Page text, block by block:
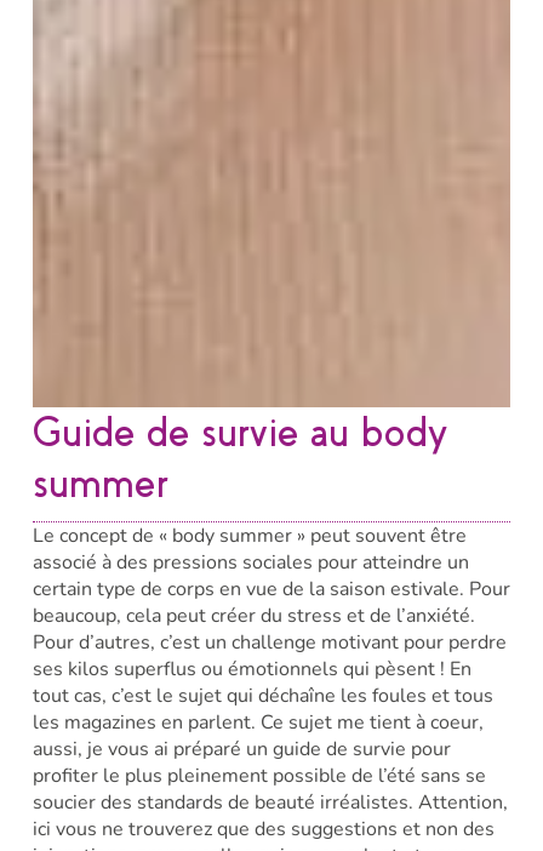
Guide de survie au body
summer
Le concept de « body summer » peut souvent être
associé à des pressions sociales pour atteindre un
certain type de corps en vue de la saison estivale. Pour
beaucoup, cela peut créer du stress et de l’anxiété.
Pour d’autres, c’est un challenge motivant pour perdre
ses kilos superflus ou émotionnels qui pèsent ! En
tout cas, c’est le sujet qui déchaîne les foules et tous
les magazines en parlent. Ce sujet me tient à coeur,
aussi, je vous ai préparé un guide de survie pour
profiter le plus pleinement possible de l’été sans se
soucier des standards de beauté irréalistes. Attention,
ici vous ne trouverez que des suggestions et non des